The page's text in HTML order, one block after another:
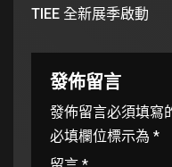
TIEE 全新展季啟動
發佈留言
發佈留言必須填寫
必填欄位標示為 *